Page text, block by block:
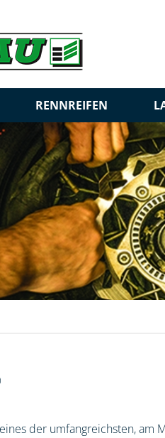
RENNREIFEN
der umfangreichsten, am